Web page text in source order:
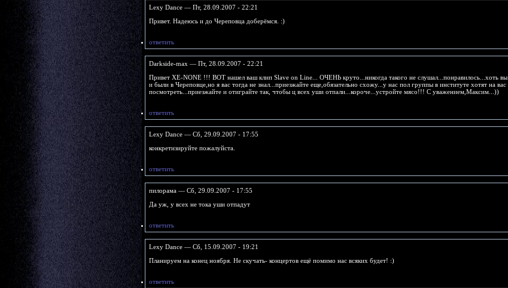
Lexy Dance — Пт, 28.09.2007 - 22:21
Привет. Надеюсь и до Череповца доберёмся. :)
ответить
Darkside-max — Пт, 28.09.2007 - 22:21
Привет XE-NONE !!! ВОТ нашел ваш клип Slave on Line... ОЧЕНЬ круто...никогда такого не слушал...понравилось...хоть вы
и были в Череповце,но я вас тогда не знал...приезжайте еще,обязательно схожу...у нас пол группы в институте хотят на вас
посмотреть...приезжайте и отиграйте так, чтобы ц всех уши отпали...короче...устройте мясо!!! С уважением,Максим...))
ответить
Lexy Dance — Сб, 29.09.2007 - 17:55
конкретизируйте пожалуйста.
ответить
пилорама — Сб, 29.09.2007 - 17:55
Да уж, у всех не тока уши отпадут
ответить
Lexy Dance — Сб, 15.09.2007 - 19:21
Планируем на конец ноября. Не скучать- концертов ещё помимо нас всяких будет! :)
ответить